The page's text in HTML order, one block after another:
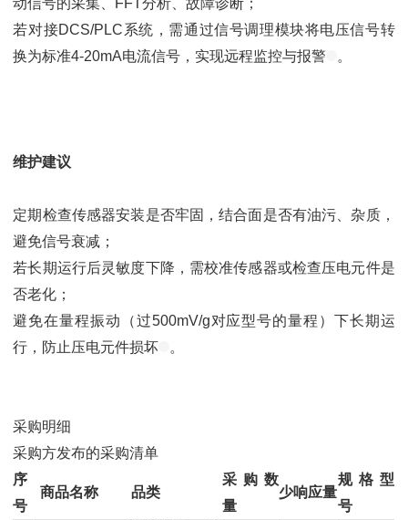
动信号的采集、FFT分析、故障诊断；
若对接DCS/PLC系统，需通过信号调理模块将电压信号转
换为标准4-20mA电流信号，实现远程监控与报警
。
维护建议
定期检查传感器安装是否牢固，结合面是否有油污、杂质，
避免信号衰减；
若长期运行后灵敏度下降，需校准传感器或检查压电元件是
否老化；
避免在量程振动（过500mV/g对应型号的量程）下长期运
行，防止压电元件损坏
。
采购明细
采购方发布的采购清单
序
号
商品名称 品类
采购数
量
少响应量
规格型
号